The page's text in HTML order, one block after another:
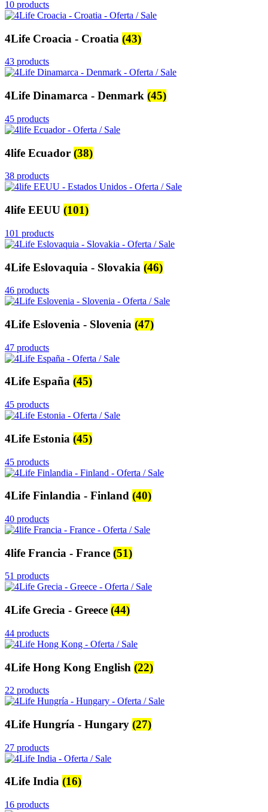
10 products
4Life Croacia - Croatia (43)
43 products
4Life Dinamarca - Denmark (45)
45 products
4life Ecuador (38)
38 products
4life EEUU (101)
101 products
4Life Eslovaquia - Slovakia (46)
46 products
4Life Eslovenia - Slovenia (47)
47 products
4Life España (45)
45 products
4Life Estonia (45)
45 products
4Life Finlandia - Finland (40)
40 products
4life Francia - France (51)
51 products
4Life Grecia - Greece (44)
44 products
4Life Hong Kong English (22)
22 products
4Life Hungría - Hungary (27)
27 products
4Life India (16)
16 products